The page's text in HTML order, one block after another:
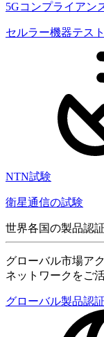
5Gコンプライアン
セルラー機器テスト
NTN試験
衛星通信の試験
世界各国の製品認証
グローバル市場ア
ネットワークをご
グローバル製品認証